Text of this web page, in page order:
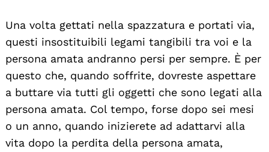
Una volta gettati nella spazzatura e portati via,
questi insostituibili legami tangibili tra voi e la
persona amata andranno persi per sempre. È per
questo che, quando soffrite, dovreste aspettare
a buttare via tutti gli oggetti che sono legati alla
persona amata. Col tempo, forse dopo sei mesi
o un anno, quando inizierete ad adattarvi alla
vita dopo la perdita della persona amata,